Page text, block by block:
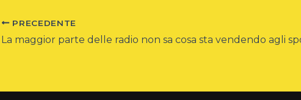
PRECEDENTE